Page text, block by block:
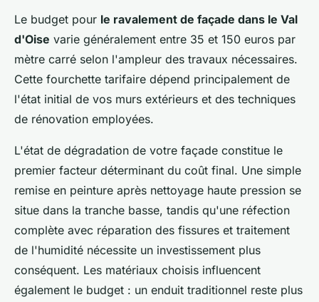
Le budget pour le ravalement de façade dans le Val
d'Oise varie généralement entre 35 et 150 euros par
mètre carré selon l'ampleur des travaux nécessaires.
Cette fourchette tarifaire dépend principalement de
l'état initial de vos murs extérieurs et des techniques
de rénovation employées.
L'état de dégradation de votre façade constitue le
premier facteur déterminant du coût final. Une simple
remise en peinture après nettoyage haute pression se
situe dans la tranche basse, tandis qu'une réfection
complète avec réparation des fissures et traitement
de l'humidité nécessite un investissement plus
conséquent. Les matériaux choisis influencent
également le budget : un enduit traditionnel reste plus